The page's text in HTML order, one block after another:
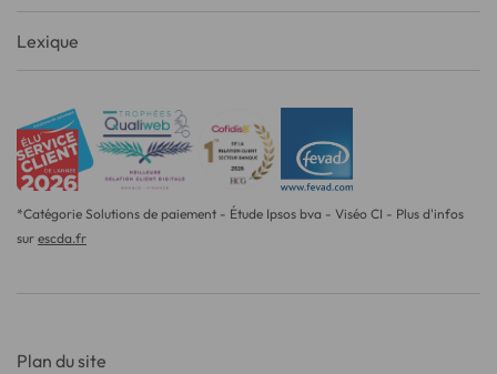
Lexique
*Catégorie Solutions de paiement - Étude Ipsos bva - Viséo CI - Plus d'infos
sur escda.fr
Plan du site